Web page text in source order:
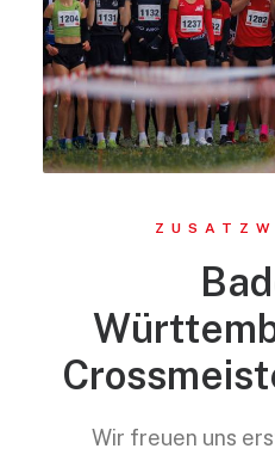
Wir freuen uns